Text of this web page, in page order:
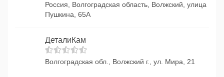
Россия, Волгоградская область, Волжский, улица
Пушкина, 65А
ДеталиКам
Волгоградская обл., Волжский г., ул. Мира, 21